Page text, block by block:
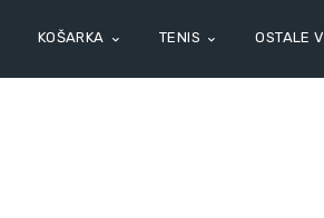
KOŠARKA TENIS OSTALE